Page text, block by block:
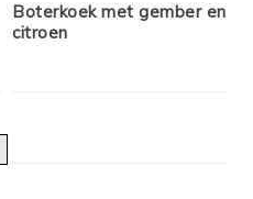
Boterkoek met gember en
citroen